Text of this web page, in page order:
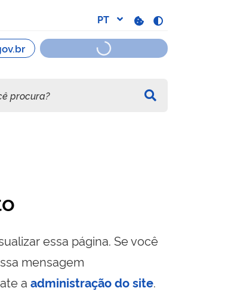
essa página. Se você
mensagem
a administração do site.